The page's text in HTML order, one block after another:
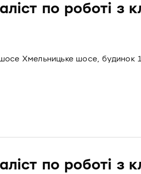
по роботі з
Хмельницьке шосе, будинок
по роботі з